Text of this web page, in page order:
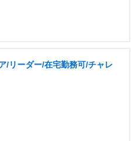
/リーダー/在宅勤務可/チャレ